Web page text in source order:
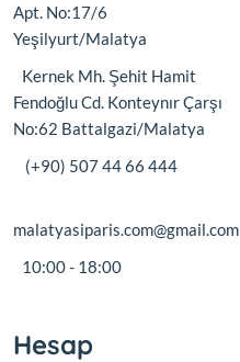
Apt. No:17/6
Yeşilyurt/Malatya
Kernek Mh. Şehit Hamit
Fendoğlu Cd. Konteynır Çarşı
No:62 Battalgazi/Malatya
(+90) 507 44 66 444
malatyasiparis.com@gmail.com
10:00 - 18:00
Hesap